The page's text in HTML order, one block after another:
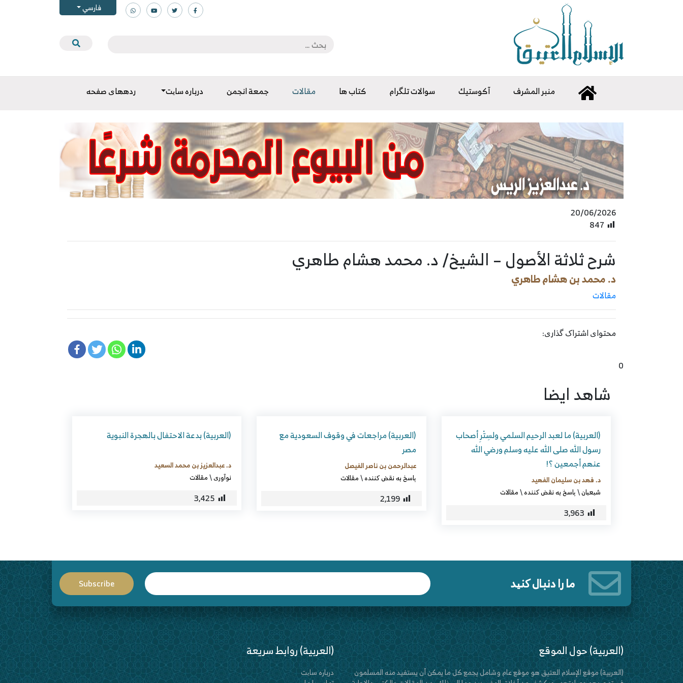
فارسي
منبر المشرف آكوستيك سوالات تلگرام كتاب ها مقالات جمعة انجمن درباره سایت ردههای صفحه
20/06/2026
847
شرح ثلاثة الأصول – الشيخ/ د. محمد هشام طاهري
د. محمد بن هشام طاهري
مقالات
محتوای اشتراک گذاری:
0
شاهد ايضا
(العربية) ما لعبد الرحيم السلمي ولسِتْرِ أصحاب
رسول الله صلى الله عليه وسلم ورضي الله
عنهم أجمعين ؟!
د. فهد بن سليمان الفهيد
شیعیان\پاسخ به نقض کننده\مقالات
3,963
(العربية) مراجعات في وقوف السعودية مع
مصر
عبدالرحمن بن ناصر الفيصل
پاسخ به نقض کننده\مقالات
2,199
(العربية) بدعة الاحتفال بالهجرة النبوية
د. عبدالعزيز بن محمد السعيد
نوآوری\مقالات
3,425
ما را دنبال کنید
(العربية) حول الموقع
(العربية) موقع الإسلام العتيق هو موقع عام وشامل يجمع كل ما يمكن أن يستفيد منه المسلمون
(العربية) روابط سريعة
درباره سایت